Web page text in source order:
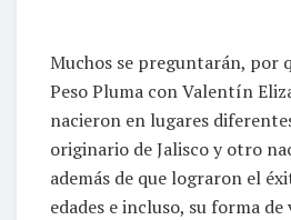
Muchos se preguntarán, por
Peso Pluma con Valentín
nacieron en lugares
originario de Jalisco y otro
además de que lograron el
edades e incluso, su forma de